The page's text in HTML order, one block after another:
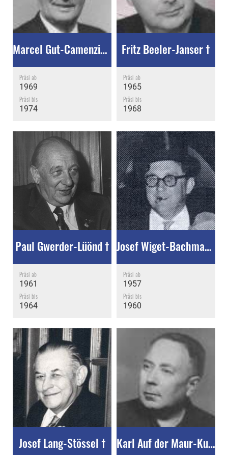
Marcel Gut-Camenzind †
Präsi ab
1969
Präsi bis
1974
Fritz Beeler-Janser †
Präsi ab
1965
Präsi bis
1968
Paul Gwerder-Lüönd †
Präsi ab
1961
Präsi bis
1964
Josef Wiget-Bachmann †
Präsi ab
1957
Präsi bis
1960
Josef Lang-Stössel † Karl Auf der Maur-Kuhn †